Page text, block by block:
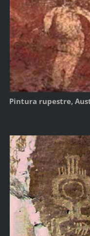
Pintura rupestre,